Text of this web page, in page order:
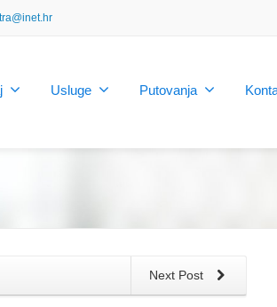
Usluge Putovanja
Next Post